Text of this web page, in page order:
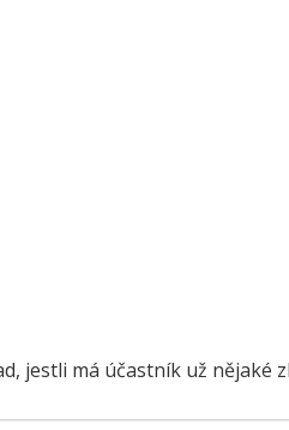
jestli má účastník už nějaké